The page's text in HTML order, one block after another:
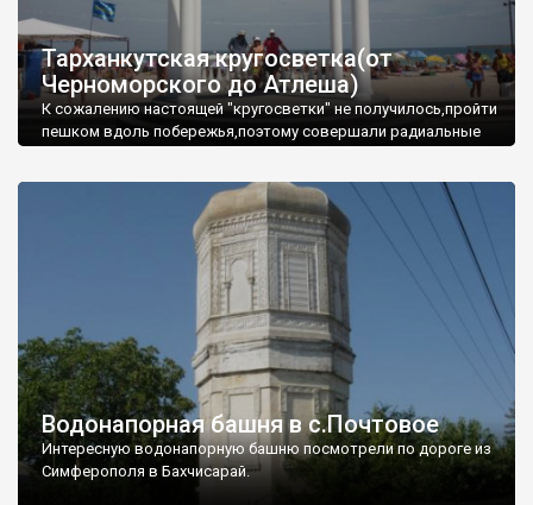
Тарханкутская кругосветка(от
Черноморского до Атлеша)
К сожалению настоящей "кругосветки" не получилось,пройти
пешком вдоль побережья,поэтому совершали радиальные
Водонапорная башня в с.Почтовое
Интересную водонапорную башню посмотрели по дороге из
Симферополя в Бахчисарай.